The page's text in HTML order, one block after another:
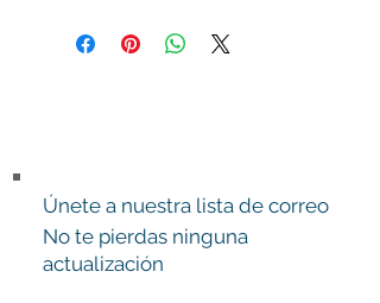
Únete a nuestra lista de correo
No te pierdas ninguna
actualización